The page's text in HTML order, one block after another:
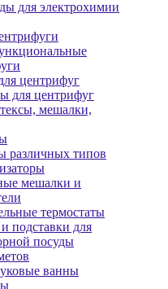
для электрохимии
центрифуг
для центрифуг
мешалки,
различных типов
мешалки и
термостаты
подставки для
посуды
ванны